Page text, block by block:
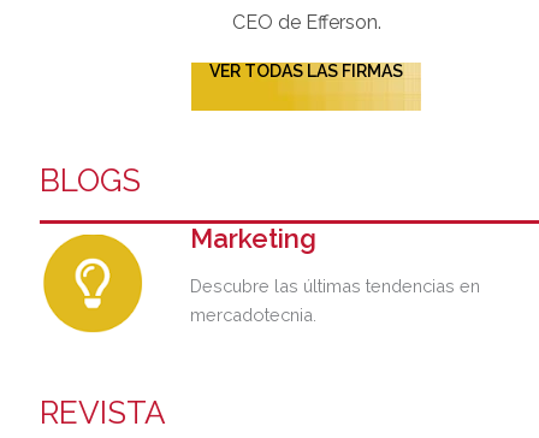
CEO de Efferson.
VER TODAS LAS FIRMAS
BLOGS
Marketing
Descubre las últimas tendencias en
mercadotecnia.
REVISTA